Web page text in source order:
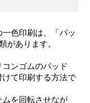
色印刷は、「パッ
があります。
ンゴムのパッド
て印刷する方法で
ムを回転させなが